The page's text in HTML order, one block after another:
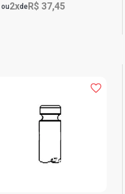
ou2xdeR$ 37,45